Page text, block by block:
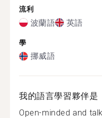
流利
波蘭語 英語
學
挪威語
我的語言學習夥伴是
Open-minded and